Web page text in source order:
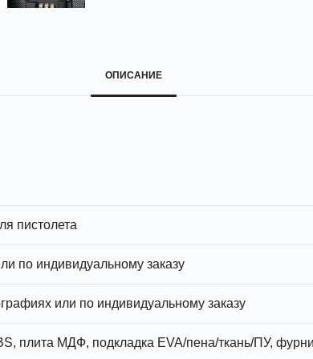
ОПИСАНИЕ
пистолета
по индивидуальному заказу
или по индивидуальному заказу
плита МДФ, подкладка EVA/пена/ткань/ПУ,